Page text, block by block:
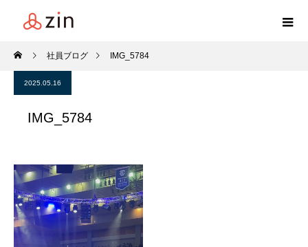
社員ブログ IMG_5784
2025.05.16
IMG_5784